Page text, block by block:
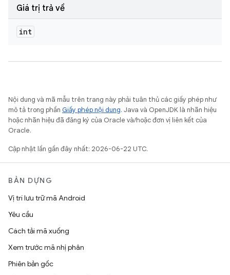
Giá trị trả về
int
Nội dung và mã mẫu trên trang này phải tuân thủ các giấy phép như
mô tả trong phần Giấy phép nội dung. Java và OpenJDK là nhãn hiệu
hoặc nhãn hiệu đã đăng ký của Oracle và/hoặc đơn vị liên kết của
Oracle.
Cập nhật lần gần đây nhất: 2026-06-22 UTC.
BẢN DỰNG
Vị trí lưu trữ mã Android
Yêu cầu
Cách tải mã xuống
Xem trước mã nhị phân
Phiên bản gốc